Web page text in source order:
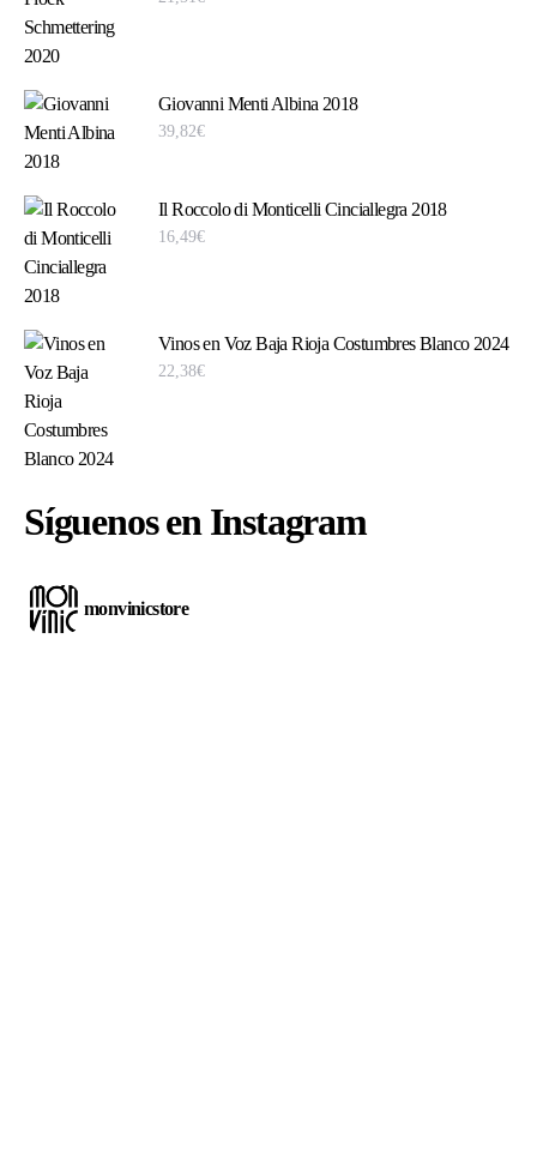
Giovanni Menti Albina 2018
39,82€
Il Roccolo di Monticelli Cinciallegra 2018
16,49€
Vinos en Voz Baja Rioja Costumbres Blanco 2024
22,38€
Síguenos en Instagram
monvinicstore